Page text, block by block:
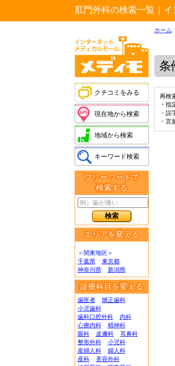
肛門外科の検索一覧｜
クチコミをみる
現在地から検索
地域から検索
キーワード検索
フリーワードで
検索する
エリアを変える
＜関東地区＞
千葉県
東京都
神奈川県
新潟県
診療科目を変える
歯医者
矯正歯科
小児歯科
歯科口腔外科
内科
心療内科
精神科
眼科
皮膚科
耳鼻科
整形外科
小児科
産婦人科
婦人科
産科
美容外科
ホーム
条
再検
・指
・誤
・言